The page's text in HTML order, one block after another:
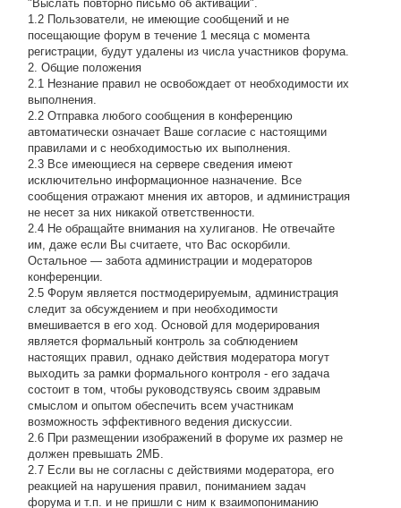
"Выслать повторно письмо об активации".
1.2 Пользователи, не имеющие сообщений и не
посещающие форум в течение 1 месяца с момента
регистрации, будут удалены из числа участников форума.
2. Общие положения
2.1 Hезнание правил не освобождает от необходимости их
выполнения.
2.2 Отправка любого сообщения в конференцию
автоматически означает Ваше согласие с настоящими
правилами и с необходимостью их выполнения.
2.3 Все имеющиеся на сервере сведения имеют
исключительно информационное назначение. Все
сообщения отражают мнения их авторов, и администрация
не несет за них никакой ответственности.
2.4 Не обращайте внимания на хулиганов. Не отвечайте
им, даже если Вы считаете, что Вас оскорбили.
Остальное — забота администрации и модераторов
конференции.
2.5 Форум является постмодерируемым, администрация
следит за обсуждением и при необходимости
вмешивается в его ход. Основой для модерирования
является формальный контроль за соблюдением
настоящих правил, однако действия модератора могут
выходить за рамки формального контроля - его задача
состоит в том, чтобы руководствуясь своим здравым
смыслом и опытом обеспечить всем участникам
возможность эффективного ведения дискуссии.
2.6 При размещении изображений в форуме их размер не
должен превышать 2МБ.
2.7 Если вы не согласны с действиями модератора, его
реакцией на нарушения правил, пониманием задач
форума и т.п. и не пришли с ним к взаимопониманию